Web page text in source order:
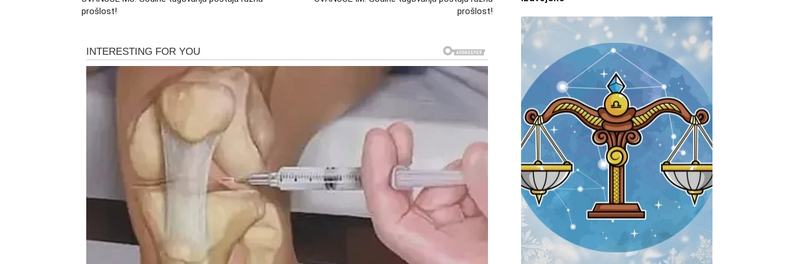
značaj, jer u njima leži potvrda da se život zaista menja.
Emotivno oslobađanje i zatvaranje starih priča
Jedan od ključnih trenutaka ovog perioda jeste zatvaranje poglavlja koje je dugo ostajalo
otvoreno. To mogu biti odnosi koji su ostavili duboke tragove, neizgovorene reči ili osećaji koji
nikada nisu dobili svoj epilog. Sada dolazi kraj tim pričama.
Bik se oslobađa svega što ga je vezivalo za prošlost. To nije nagli prekid, već prirodan završetak
koji donosi olakšanje. Emotivni prostor se čisti, a mesto koje ostaje prazno brzo se ispunjava
novim osećajem sigurnosti.
Dolazak svetlijih dana bez senki prošlosti
prošlost!
prošlost!